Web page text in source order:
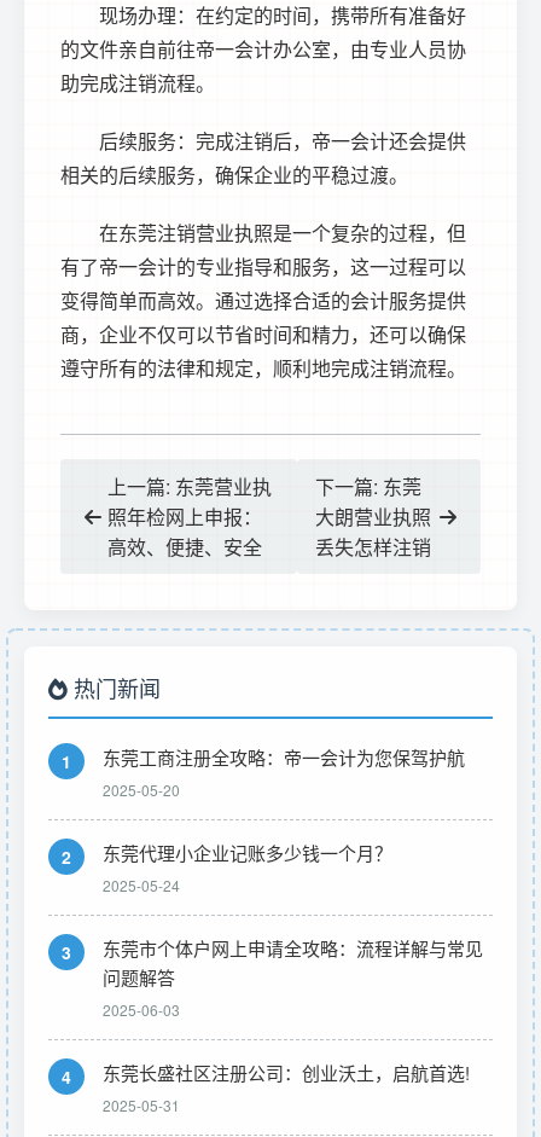
现场办理：在约定的时间，携带所有准备好
的文件亲自前往帝一会计办公室，由专业人员协
助完成注销流程。
后续服务：完成注销后，帝一会计还会提供
相关的后续服务，确保企业的平稳过渡。
在东莞注销营业执照是一个复杂的过程，但
有了帝一会计的专业指导和服务，这一过程可以
变得简单而高效。通过选择合适的会计服务提供
商，企业不仅可以节省时间和精力，还可以确保
遵守所有的法律和规定，顺利地完成注销流程。
上一篇: 东莞营业执
照年检网上申报：
高效、便捷、安全
下一篇: 东莞
大朗营业执照
丢失怎样注销
热门新闻
1 东莞工商注册全攻略：帝一会计为您保驾护航
2025-05-20
2 东莞代理小企业记账多少钱一个月？
2025-05-24
3
东莞市个体户网上申请全攻略：流程详解与常见
问题解答
2025-06-03
4 东莞长盛社区注册公司：创业沃土，启航首选!
2025-05-31